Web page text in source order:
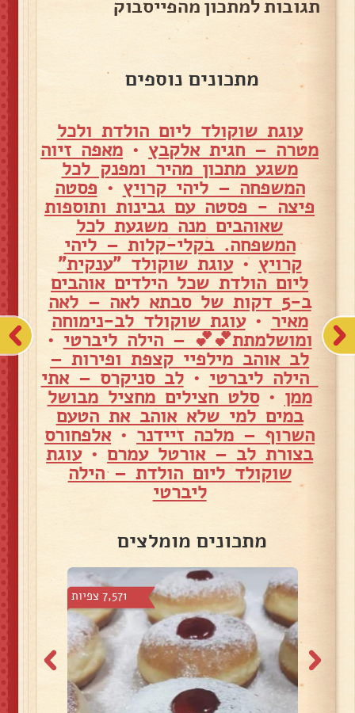
תגובות למתכון מהפייסבוק
מתכונים נוספים
עוגת שוקולד ליום הולדת ולכל
מטרה – חגית אלקבץ • מאפה זיוה
משגע מתכון מהיר ומפנק לכל
המשפחה – ליהי קרויץ • פסטה
פיצה - פסטה עם גבינות ותוספות
שאוהבים מנה משגעת לכל
המשפחה. בקלי-קלות – ליהי
קרויץ •עוגת שוקולד "ענקית"
ליום הולדת שכל הילדים אוהבים
ב-5 דקות של סבתא לאה – לאה
מאיר •עוגת שוקולד לב-נימוחה
ומושלמתת💕💕 – הילה ליברטי •
לב אוהב מילפיי קצפת ופירות –
הילה ליברטי •לב סניקרס – אתי
ממן •סלט חצילים מחציל מבושל
במים למי שלא אוהב את הטעם
השרוף – מלכה זיידנר •אלפחורס
בצורת לב – אורטל עמרם •עוגת
שוקולד ליום הולדת – הילה
ליברטי
מתכונים מומלצים
7,571 צפיות